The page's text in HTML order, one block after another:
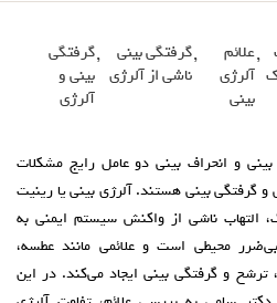
,علائم
آلرژی
بینی
,گرفتگی بینی
ناشی از آلرژی
,گرفتگی
بینی و
آلرژی
بینی و انحراف بینی دو عامل رایج مشکلات
گرفتگی بینی هستند. آلرژی بینی یا رینیت
التهاب ناشی از واکنش سیستم ایمنی به
محیطی است و علائمی مانند عطسه،
ترشح و گرفتگی بینی ایجاد می‌کند. در این